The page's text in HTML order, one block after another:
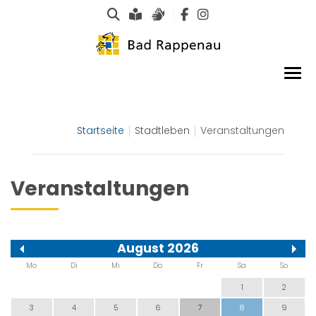
Suche
Leichte Sprache
Gebärdensprachen
Startseite Stadtleben Veranstaltungen
Veranstaltungen
August 2026
Mo Di Mi Do Fr Sa So
1
2
3
4 5 6 7 8
9